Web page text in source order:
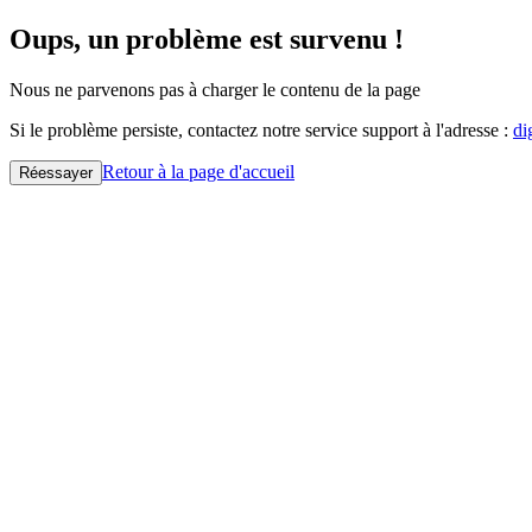
Oups, un problème est survenu !
Nous ne parvenons pas à charger le contenu de la page
Si le problème persiste, contactez notre service support à l'adresse :
Réessayer Retour à la page d'accueil